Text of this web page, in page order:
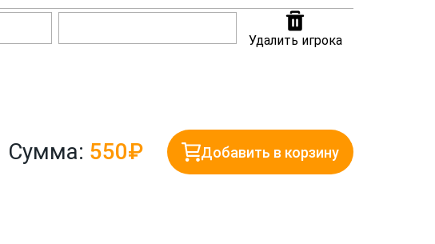
Удалить игрока
Сумма: 550₽ Добавить в корзину